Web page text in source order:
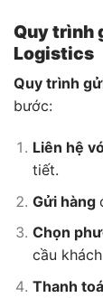
Quy trình
Logistics
Quy trình
bước:
Liên hệ
tiết.
Gửi hàng
Chọn
cầu
Thanh